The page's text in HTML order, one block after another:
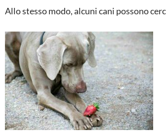
Allo stesso modo, alcuni cani possono